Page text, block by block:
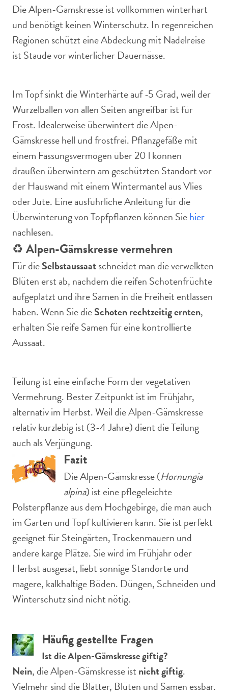
Die Alpen-Gamskresse ist vollkommen winterhart
und benötigt keinen Winterschutz. In regenreichen
Regionen schützt eine Abdeckung mit Nadelreise
ist Staude vor winterlicher Dauernässe.
Im Topf sinkt die Winterhärte auf -5 Grad, weil der
Wurzelballen von allen Seiten angreifbar ist für
Frost. Idealerweise überwintert die Alpen-
Gämskresse hell und frostfrei. Pflanzgefäße mit
einem Fassungsvermögen über 20 l können
draußen überwintern am geschützten Standort vor
der Hauswand mit einem Wintermantel aus Vlies
oder Jute. Eine ausführliche Anleitung für die
Überwinterung von Topfpflanzen können Siehier
nachlesen.
♻️Alpen-Gämskresse vermehren
Für dieSelbstaussaatschneidet man die verwelkten
Blüten erst ab, nachdem die reifen Schotenfrüchte
aufgeplatzt und ihre Samen in die Freiheit entlassen
haben. Wenn Sie dieSchoten rechtzeitig ernten,
erhalten Sie reife Samen für eine kontrollierte
Aussaat.
Teilung ist eine einfache Form der vegetativen
Vermehrung. Bester Zeitpunkt ist im Frühjahr,
alternativ im Herbst. Weil die Alpen-Gämskresse
relativ kurzlebig ist (3-4 Jahre) dient die Teilung
auch als Verjüngung.
Fazit
Die Alpen-Gämskresse (Hornungia
alpina) ist eine pflegeleichte
Polsterpflanze aus dem Hochgebirge, die man auch
im Garten und Topf kultivieren kann. Sie ist perfekt
geeignet für Steingärten, Trockenmauern und
andere karge Plätze. Sie wird im Frühjahr oder
Herbst ausgesät, liebt sonnige Standorte und
magere, kalkhaltige Böden. Düngen, Schneiden und
Winterschutz sind nicht nötig.
Häufig gestellte Fragen
Ist die Alpen-Gämskresse giftig?
Nein, die Alpen-Gämskresse ist nicht giftig.
Vielmehr sind die Blätter, Blüten und Samen essbar.